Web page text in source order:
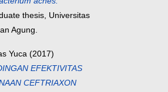
thesis, Universitas
Agung.
Yuca (2017)
EFEKTIVITAS
CEFTRIAXON